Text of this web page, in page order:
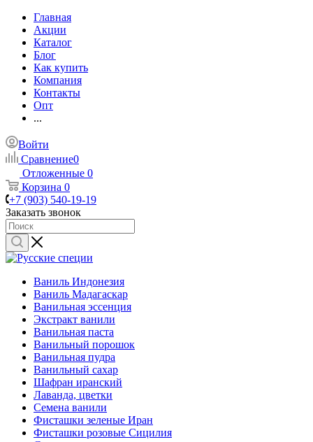
Главная
Акции
Каталог
Блог
Как купить
Компания
Контакты
Опт
...
Войти
Сравнение0
Отложенные 0
Корзина 0
+7 (903) 540-19-19
Заказать звонок
Ваниль Индонезия
Ваниль Мадагаскар
Ванильная эссенция
Экстракт ванили
Ванильная паста
Ванильный порошок
Ванильная пудра
Ванильный сахар
Шафран иранский
Лаванда, цветки
Семена ванили
Фисташки зеленые Иран
Фисташки розовые Сицилия